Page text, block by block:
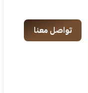
تواصل معنا